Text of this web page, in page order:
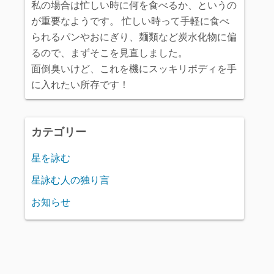
私の場合は忙しい時に何を食べるか、というの
が重要なようです。 忙しい時って手軽に食べ
られるパンやおにぎり、麺類など炭水化物に偏
るので、まずそこを見直しました。
面倒臭いけど、これを機にスッキリボディを手
に入れたい所存です！
カテゴリー
星を詠む
星詠む人の独り言
お知らせ